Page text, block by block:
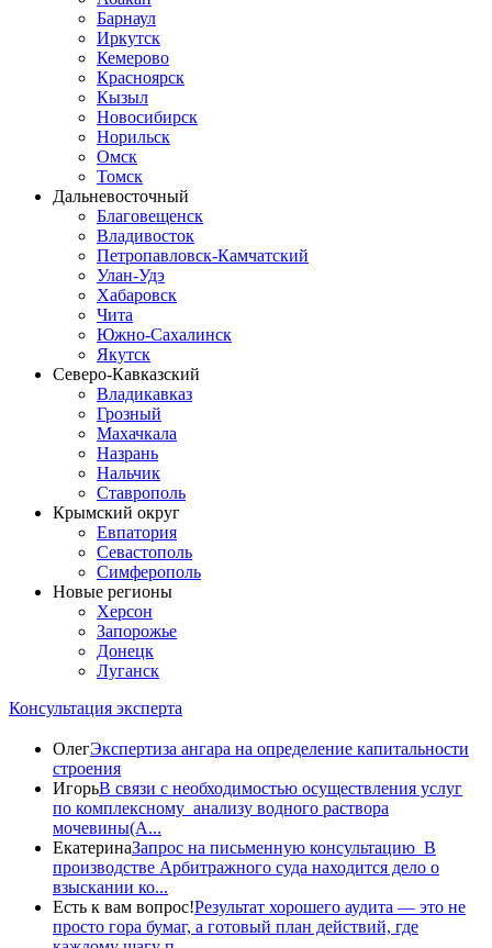
Барнаул
Иркутск
Кемерово
Красноярск
Кызыл
Новосибирск
Норильск
Омск
Томск
Дальневосточный
Благовещенск
Владивосток
Петропавловск-Камчатский
Улан-Удэ
Хабаровск
Чита
Южно-Сахалинск
Якутск
Северо-Кавказский
Владикавказ
Грозный
Махачкала
Назрань
Нальчик
Ставрополь
Крымский округ
Евпатория
Севастополь
Симферополь
Новые регионы
Херсон
Запорожье
Донецк
Луганск
Консультация эксперта
ОлегЭкспертиза ангара на определение капитальности
строения
ИгорьВ связи с необходимостью осуществления услуг
по комплексному анализу водного раствора
мочевины(A...
ЕкатеринаЗапрос на письменную консультацию В
производстве Арбитражного суда находится дело о
взыскании ко...
Есть к вам вопрос!Результат хорошего аудита — это не
просто гора бумаг, а готовый план действий, где